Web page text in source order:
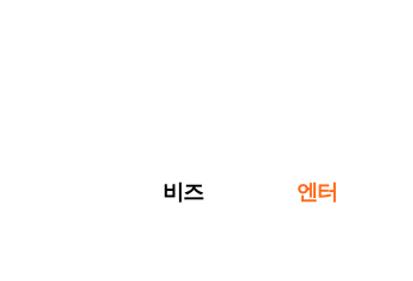
비즈 엔터